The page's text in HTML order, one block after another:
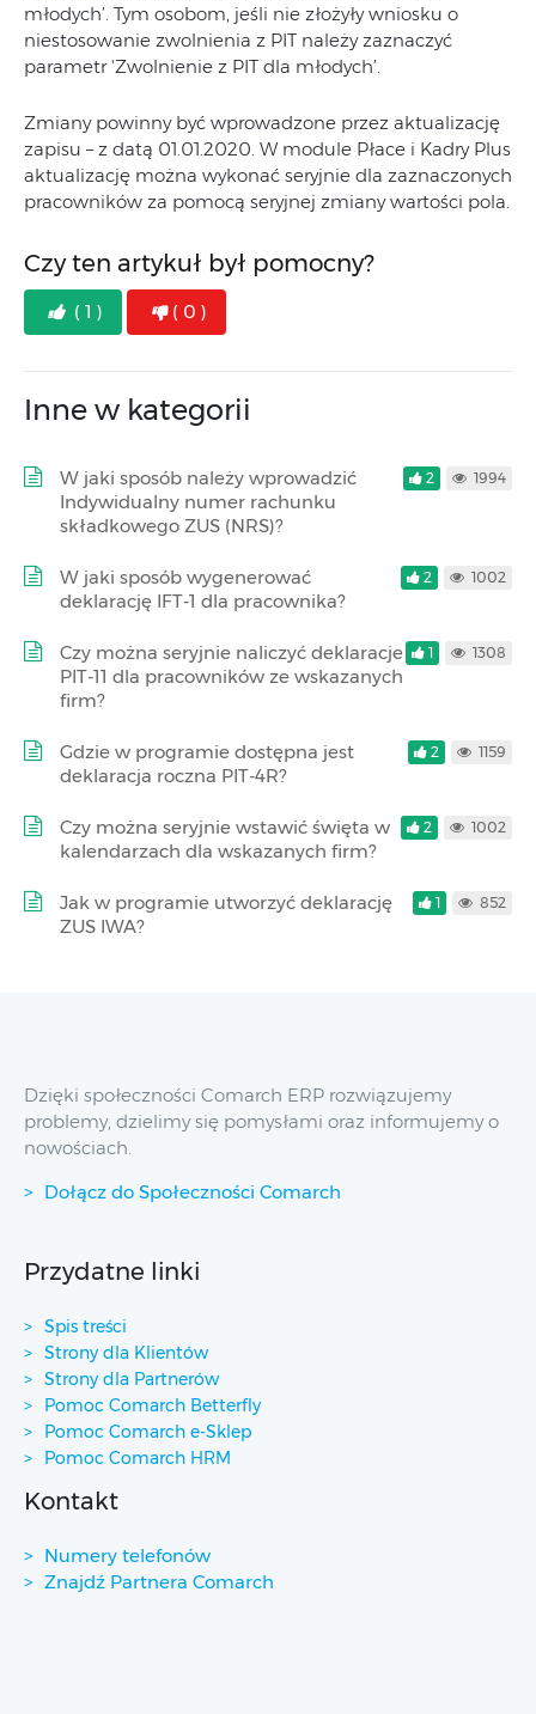
młodych’. Tym osobom, jeśli nie złożyły wniosku o
niestosowanie zwolnienia z PIT należy zaznaczyć
parametr 'Zwolnienie z PIT dla młodych’.
Zmiany powinny być wprowadzone przez aktualizację
zapisu – z datą 01.01.2020. W module Płace i Kadry Plus
aktualizację można wykonać seryjnie dla zaznaczonych
pracowników za pomocą seryjnej zmiany wartości pola.
Czy ten artykuł był pomocny?
( 1 ) ( 0 )
Inne w kategorii
W jaki sposób należy wprowadzić
Indywidualny numer rachunku
składkowego ZUS (NRS)?
2 1994
W jaki sposób wygenerować
deklarację IFT-1 dla pracownika?
2 1002
Czy można seryjnie naliczyć deklaracje
PIT-11 dla pracowników ze wskazanych
firm?
1 1308
Gdzie w programie dostępna jest
deklaracja roczna PIT-4R?
2 1159
Czy można seryjnie wstawić święta w
kalendarzach dla wskazanych firm?
2 1002
Jak w programie utworzyć deklarację
ZUS IWA?
1 852
Dzięki społeczności Comarch ERP rozwiązujemy
problemy, dzielimy się pomysłami oraz informujemy o
nowościach.
Dołącz do Społeczności Comarch
Przydatne linki
Spis treści
Strony dla Klientów
Strony dla Partnerów
Pomoc Comarch Betterfly
Pomoc Comarch e-Sklep
Pomoc Comarch HRM
Kontakt
Numery telefonów
Znajdź Partnera Comarch